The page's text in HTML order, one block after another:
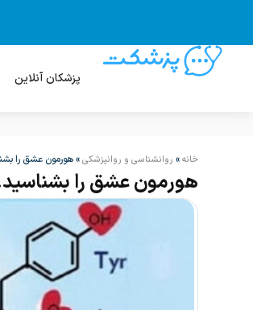
پزشکان آنلاین
خانه» روانشناسی و روانپزشکی»هورمون عشق را
هورمون عشق را